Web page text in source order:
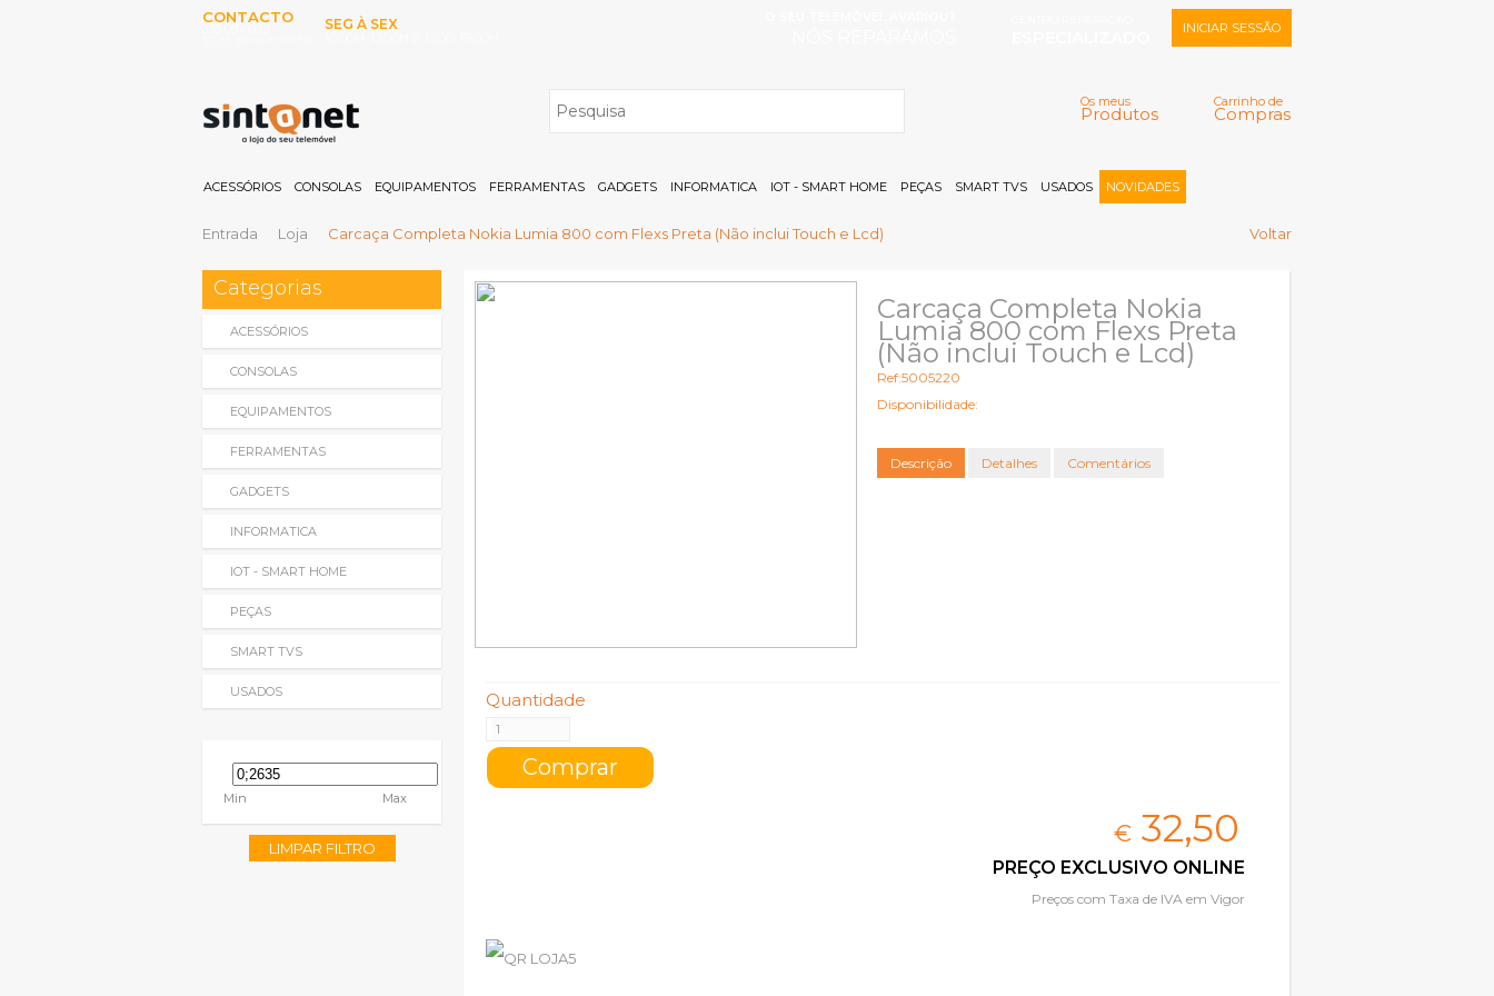
CONTACTO
SEG À SEX
Carrinho de
Compras
Os meus
Produtos
INICIAR SESSÃO
Memorizar
Registar |
ACESSÓRIOS CONSOLAS EQUIPAMENTOS FERRAMENTAS GADGETS INFORMATICA IOT - SMART HOME PEÇAS SMART TVS USADOS NOVIDADES
Entrada Loja Carcaça Completa Nokia Lumia 800 com Flexs Preta (Não inclui Touch e Lcd) Voltar
Categorias
ACESSÓRIOS
CONSOLAS
EQUIPAMENTOS
FERRAMENTAS
GADGETS
INFORMATICA
IOT - SMART HOME
PEÇAS
SMART TVS
USADOS
Min Max
LIMPAR FILTRO
Carcaça Completa Nokia
Lumia 800 com Flexs Preta
(Não inclui Touch e Lcd)
Ref:5005220
Disponibilidade:
Descrição Detalhes Comentários
Quantidade
€ 32,50
PREÇO EXCLUSIVO ONLINE
Preços com Taxa de IVA em Vigor